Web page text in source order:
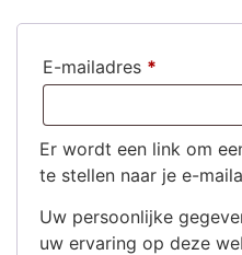
E-mailadres *
Er wordt een link om
te stellen naar je e-
Uw persoonlijke
uw ervaring op deze